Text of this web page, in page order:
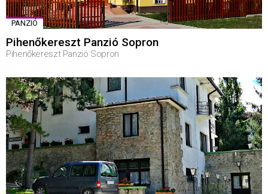
PANZIÓ
Pihenőkereszt Panzió Sopron
Pihenőkereszt Panzió Sopron